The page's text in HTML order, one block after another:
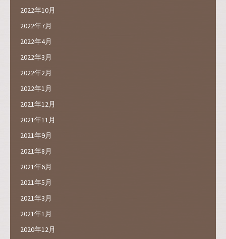
2022年10月
2022年7月
2022年4月
2022年3月
2022年2月
2022年1月
2021年12月
2021年11月
2021年9月
2021年8月
2021年6月
2021年5月
2021年3月
2021年1月
2020年12月